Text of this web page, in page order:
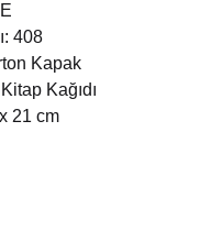
408
Kapak
Kağıdı
21 cm